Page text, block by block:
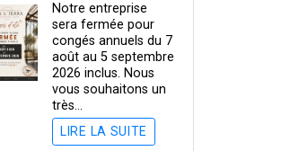
Notre entreprise
sera fermée pour
congés annuels du 7
août au 5 septembre
2026 inclus. Nous
vous souhaitons un
très…
LIRE LA SUITE